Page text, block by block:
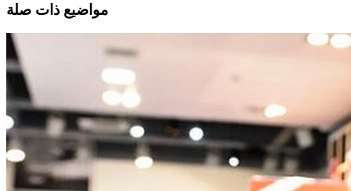
مواضيع ذات صلة